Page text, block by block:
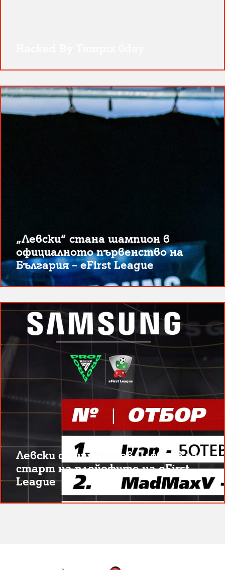
„Левски“ стана шампион в
официалното първенство на
България – eFirst League
Левски срещу Ботев Пловдив за
старт на плейофите на eFirst
League